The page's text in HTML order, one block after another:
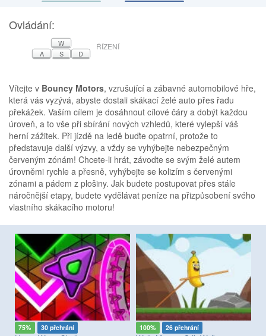
Ovládání:
W
A
S D
ŘÍZENÍ
Vítejte v Bouncy Motors, vzrušující a zábavné automobilové hře,
která vás vyzývá, abyste dostali skákací želé auto přes řadu
překážek. Vaším cílem je dosáhnout cílové čáry a dobýt každou
úroveň, a to vše při sbírání nových vzhledů, které vylepší váš
herní zážitek. Při jízdě na ledě buďte opatrní, protože to
představuje další výzvy, a vždy se vyhýbejte nebezpečným
červeným zónám! Chcete-li hrát, závodte se svým želé autem
úrovněmi rychle a přesně, vyhýbejte se kolizím s červenými
zónami a pádem z plošiny. Jak budete postupovat přes stále
náročnější etapy, budete vydělávat peníze na přizpůsobení svého
vlastního skákacího motoru!
75% 30 přehrání 100% 26 přehrání